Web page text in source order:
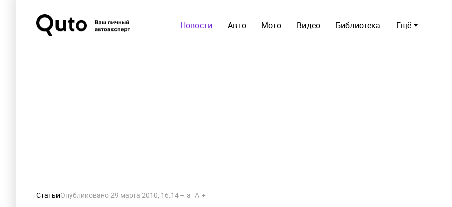
Ещё
Новости Авто Мото Видео Библиотека
СтатьиОпубликовано29 марта 2010, 16:14 a A